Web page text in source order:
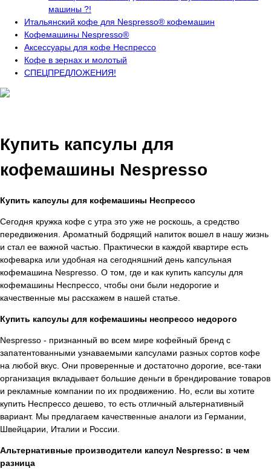
машины ?!
Итальянский кофе для Nespresso® кофемашин
Кофемашины Nespresso®
Аксессуары для кофе Неспрессо
Кофе в зернах и молотый
СПЕЦПРЕДЛОЖЕНИЯ!
Купить капсулы для
кофемашины Nespresso
Купить капсулы для кофемашины Неспрессо
Сегодня кружка кофе с утра это уже не роскошь, а средство
передвижения. Ароматный бодрящий напиток вошел в нашу жизнь
и стал ее важной частью. Практически в каждой квартире есть
кофеварка или удобная на сегодняшний день капсульная
кофемашина Nespresso. О том, где и как купить капсулы для
кофемашины Неспрессо, чтобы они были недорогие и
качественные мы расскажем в нашей статье.
Купить капсулы для кофемашины неспрессо недорого
Nespresso - признанный во всем мире кофейный бренд с
запатентованными узнаваемыми капсулами разных сортов кофе
на любой вкус. Они проверенные и достаточно дорогие, все-таки
организация вкладывает большие деньги в брендирование товаров
и рекламные компании по их продвижению. Но, если вы хотите
купить Неспрессо дешево, то есть отличный альтернативный
вариант. Мы предлагаем качественные аналоги из Германии,
Швейцарии, Италии и России.
Альтернативные производители капсул Nespresso: в чем
разница